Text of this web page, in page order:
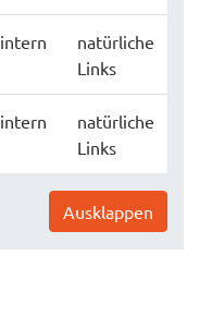
intern
natürliche
Links
intern
natürliche
Links
Ausklappen